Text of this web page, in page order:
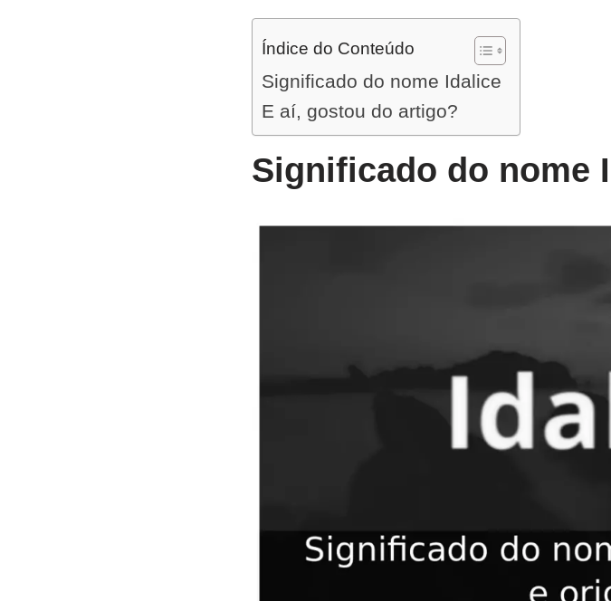
Índice do Conteúdo
Significado do nome Idalice
E aí, gostou do artigo?
Significado do nome